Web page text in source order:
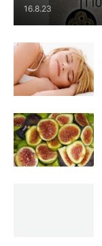
16.8.23